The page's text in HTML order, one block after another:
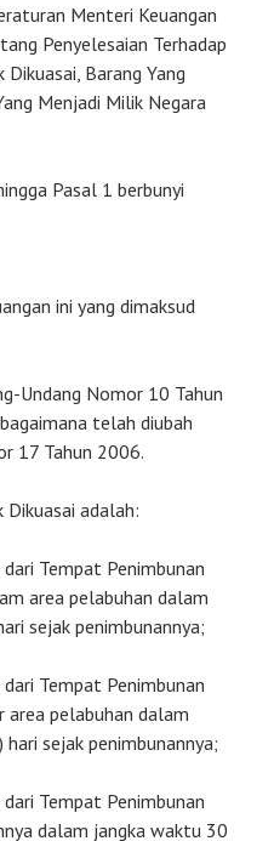
Menteri Keuangan
Penyelesaian Terhadap
Barang Yang
Menjadi Milik Negara
Pasal 1 berbunyi
ini yang dimaksud
Undang Nomor 10 Tahun
telah diubah
17 Tahun 2006.
Dikuasai adalah:
Tempat Penimbunan
area pelabuhan dalam
sejak penimbunannya;
Tempat Penimbunan
area pelabuhan dalam
sejak penimbunannya;
Tempat Penimbunan
dalam jangka waktu 30